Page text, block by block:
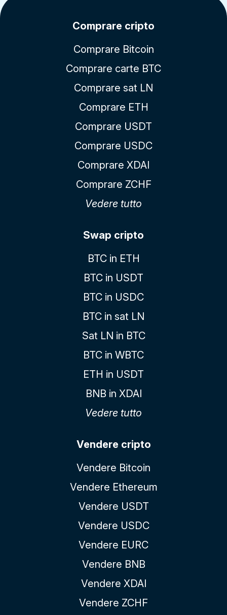
Comprare cripto
Comprare Bitcoin
Comprare carte BTC
Comprare sat LN
Comprare ETH
Comprare USDT
Comprare USDC
Comprare XDAI
Comprare ZCHF
Vedere tutto
Swap cripto
BTC in ETH
BTC in USDT
BTC in USDC
BTC in sat LN
Sat LN in BTC
BTC in WBTC
ETH in USDT
BNB in XDAI
Vedere tutto
Vendere cripto
Vendere Bitcoin
Vendere Ethereum
Vendere USDT
Vendere USDC
Vendere EURC
Vendere BNB
Vendere XDAI
Vendere ZCHF